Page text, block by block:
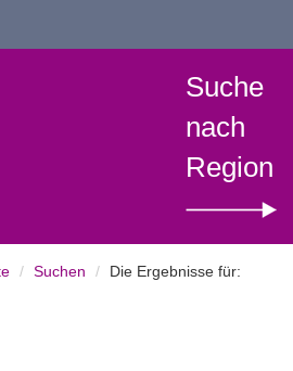
Suche
nach
Region
Suchen
Die Ergebnisse für: